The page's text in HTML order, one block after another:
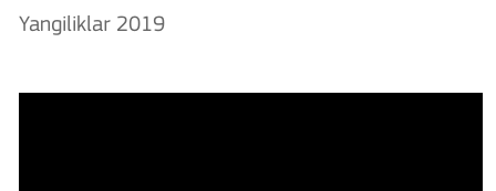
Yangiliklar 2019